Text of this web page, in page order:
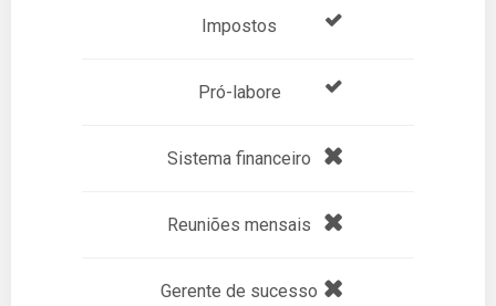
Impostos
Pró-labore
Sistema financeiro
Reuniões mensais
Gerente de sucesso